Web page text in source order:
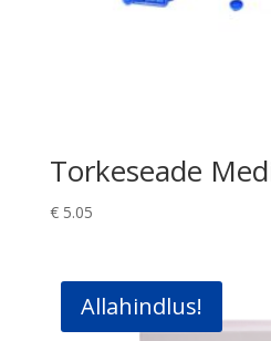
Torkeseade
€5.05
Allahindlus!